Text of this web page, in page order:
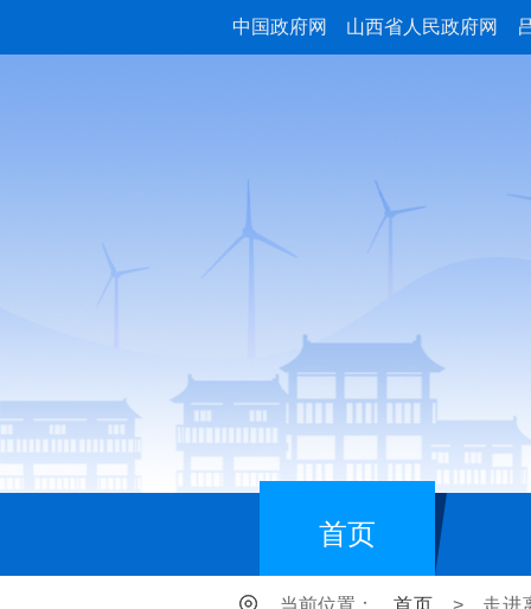
中国政府网 山西省人民政府网
首页
当前位置： 首页 > 走进